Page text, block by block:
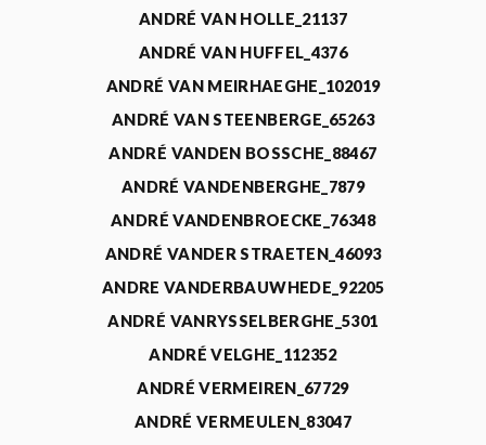
ANDRÉ VAN HOLLE_21137
ANDRÉ VAN HUFFEL_4376
ANDRÉ VAN MEIRHAEGHE_102019
ANDRÉ VAN STEENBERGE_65263
ANDRÉ VANDEN BOSSCHE_88467
ANDRÉ VANDENBERGHE_7879
ANDRÉ VANDENBROECKE_76348
ANDRÉ VANDER STRAETEN_46093
ANDRE VANDERBAUWHEDE_92205
ANDRÉ VANRYSSELBERGHE_5301
ANDRÉ VELGHE_112352
ANDRÉ VERMEIREN_67729
ANDRÉ VERMEULEN_83047